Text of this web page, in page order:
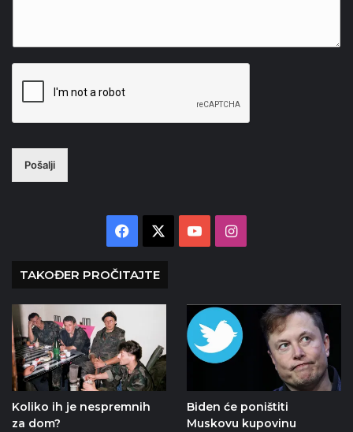
Pošalji
Facebook YouTubeInstagram
TAKOĐER PROČITAJTE
Koliko ih je nespremnih
za dom?
Biden će poništiti
Muskovu kupovinu